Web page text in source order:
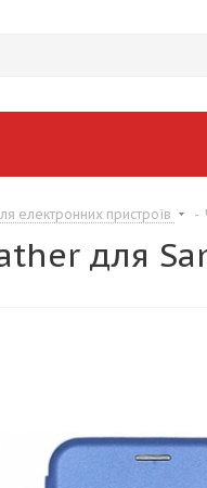
електронних пристроїв -
для